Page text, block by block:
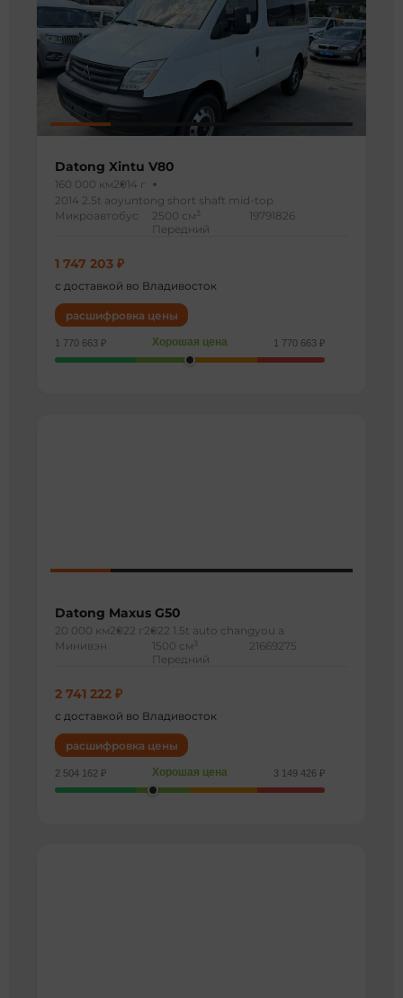
Datong Xintu V80
160 000 км2014 г
2014 2.5t aoyuntong short shaft mid-top
Микроавтобус
2500 см 3
Передний
19791826
1 747 203 ₽
с доставкой во Владивосток
расшифровка цены
1 770 663 ₽ Хорошая цена 1 770 663 ₽
Datong Maxus G50
20 000 км2022 г 2022 1.5t auto changyou a
Минивэн
1500 см 3
Передний
21669275
2 741 222 ₽
с доставкой во Владивосток
расшифровка цены
2 504 162 ₽ Хорошая цена 3 149 426 ₽